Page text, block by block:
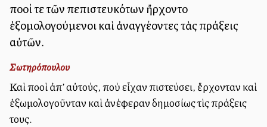
πολλοί τε τῶν πεπιστευκότων ἤρχοντο
ἐξομολογούμενοι καὶ ἀναγγέλλοντες τὰς πράξεις
αὐτῶν.
Σωτηρόπουλου
Καὶ πολλοὶ ἀπ’ αὐτούς, ποὺ εἶχαν πιστεύσει, ἔρχονταν καὶ
ἐξωμολογοῦνταν καὶ ἀνέφεραν δημοσίως τὶς πράξεις
τους.